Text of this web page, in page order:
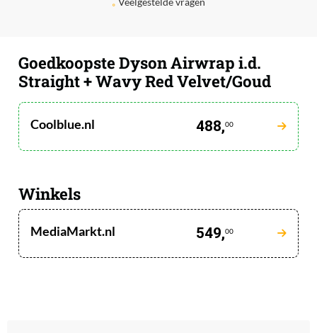
Goedkoopste Dyson Airwrap i.d.
Straight + Wavy Red Velvet/Goud
Coolblue.nl 488,00
Winkels
MediaMarkt.nl 549,00